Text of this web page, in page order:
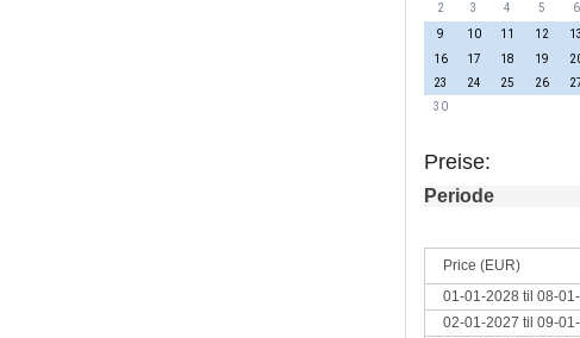
2
3 4 5 6
9
10 11 12 13
16
17 18 19
23
24 25 26
30
Preise:
Periode
Price (EUR)
01-01-2028 til 08-
02-01-2027 til 09-